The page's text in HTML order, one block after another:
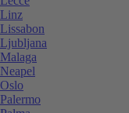
Linz
Lissabon
Ljubljana
Malaga
Neapel
Oslo
Palermo